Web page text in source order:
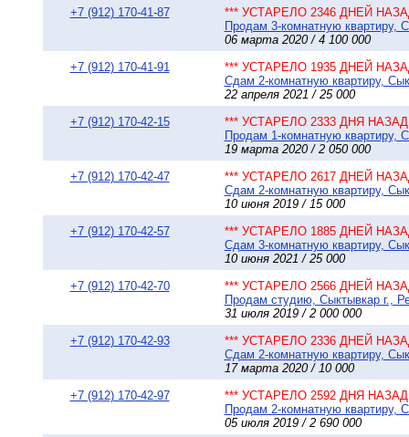
+7 (912) 170-41-87
*** УСТАРЕЛО 2346 ДНЕЙ
Продам 3-комнатную квартиру,
06 марта 2020 / 4 100 000
+7 (912) 170-41-91
*** УСТАРЕЛО 1935 ДНЕЙ
Сдам 2-комнатную квартиру,
22 апреля 2021 / 25 000
+7 (912) 170-42-15
*** УСТАРЕЛО 2333 ДНЯ НАЗАД
Продам 1-комнатную квартиру,
19 марта 2020 / 2 050 000
+7 (912) 170-42-47
*** УСТАРЕЛО 2617 ДНЕЙ
Сдам 2-комнатную квартиру,
10 июня 2019 / 15 000
+7 (912) 170-42-57
*** УСТАРЕЛО 1885 ДНЕЙ
Сдам 3-комнатную квартиру,
10 июня 2021 / 25 000
+7 (912) 170-42-70
*** УСТАРЕЛО 2566 ДНЕЙ
Продам студию, Сыктывкар г.,
31 июля 2019 / 2 000 000
+7 (912) 170-42-93
*** УСТАРЕЛО 2336 ДНЕЙ
Сдам 2-комнатную квартиру,
17 марта 2020 / 10 000
+7 (912) 170-42-97
*** УСТАРЕЛО 2592 ДНЯ НАЗАД
Продам 2-комнатную квартиру,
05 июля 2019 / 2 690 000